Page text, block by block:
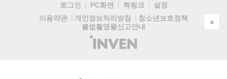
로그인 PC화면 퀵링크
설정
이용약관
개인정보처리방침
청소년보호정책
불법촬영물신고안내
(주)
인
▲